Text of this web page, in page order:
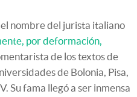
nombre del jurista italiano
por deformación,
de los textos de
de Bolonia, Pisa,
Su fama llegó a ser inmensa